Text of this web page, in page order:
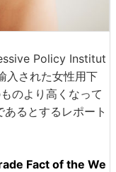
Policy Institut
入された女性用下
のより高くなって
るとするレポート
Fact of the We